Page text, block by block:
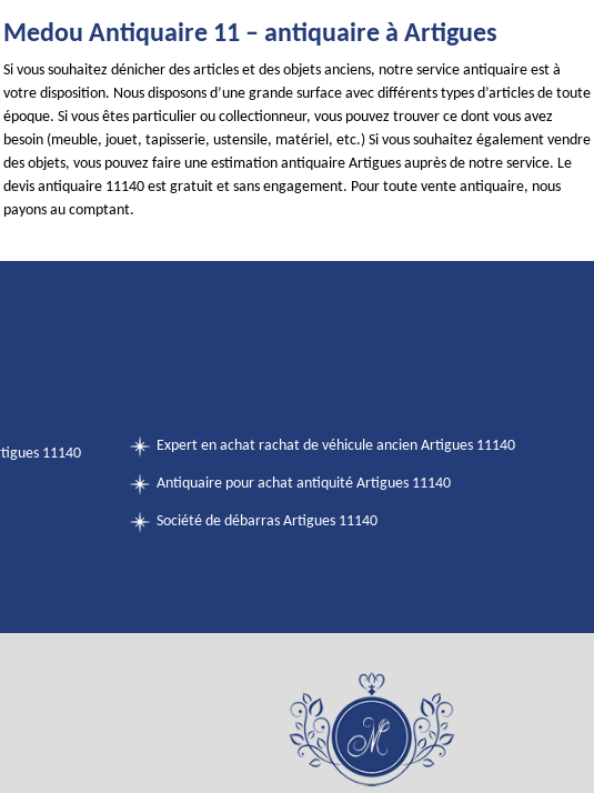
Medou Antiquaire 11 – antiquaire à Artigues
Si vous souhaitez dénicher des articles et des objets anciens, notre service antiquaire est à
votre disposition. Nous disposons d’une grande surface avec différents types d’articles de toute
époque. Si vous êtes particulier ou collectionneur, vous pouvez trouver ce dont vous avez
besoin (meuble, jouet, tapisserie, ustensile, matériel, etc.) Si vous souhaitez également vendre
des objets, vous pouvez faire une estimation antiquaire Artigues auprès de notre service. Le
devis antiquaire 11140 est gratuit et sans engagement. Pour toute vente antiquaire, nous
payons au comptant.
11140 Expert en achat rachat de véhicule ancien Artigues 11140
Antiquaire pour achat antiquité Artigues 11140
Société de débarras Artigues 11140